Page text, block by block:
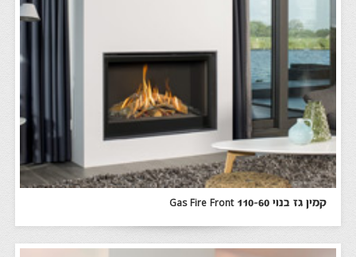
קמין גז בנוי Gas Fire Front 110-60